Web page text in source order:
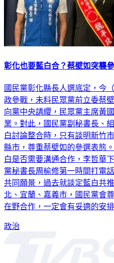
彰化也要藍白合？蔡壁如突襲
國民黨彰化縣長人選底定，今
政參戰，未料民眾黨前立委蔡
向黨中央請纓，民眾黨主席黃
業。對此，國民黨副秘書長、
白討論整合時，只有談明新竹
縣市，尊重蔡壁如的參選表態
白是否需要溝通合作，李哲華
黨秘書長周榆修第一時間打電
共同願景，過去就談定藍白共
北、宜蘭、嘉義市，國民黨會
在野合作，一定會有妥適的安排
政治